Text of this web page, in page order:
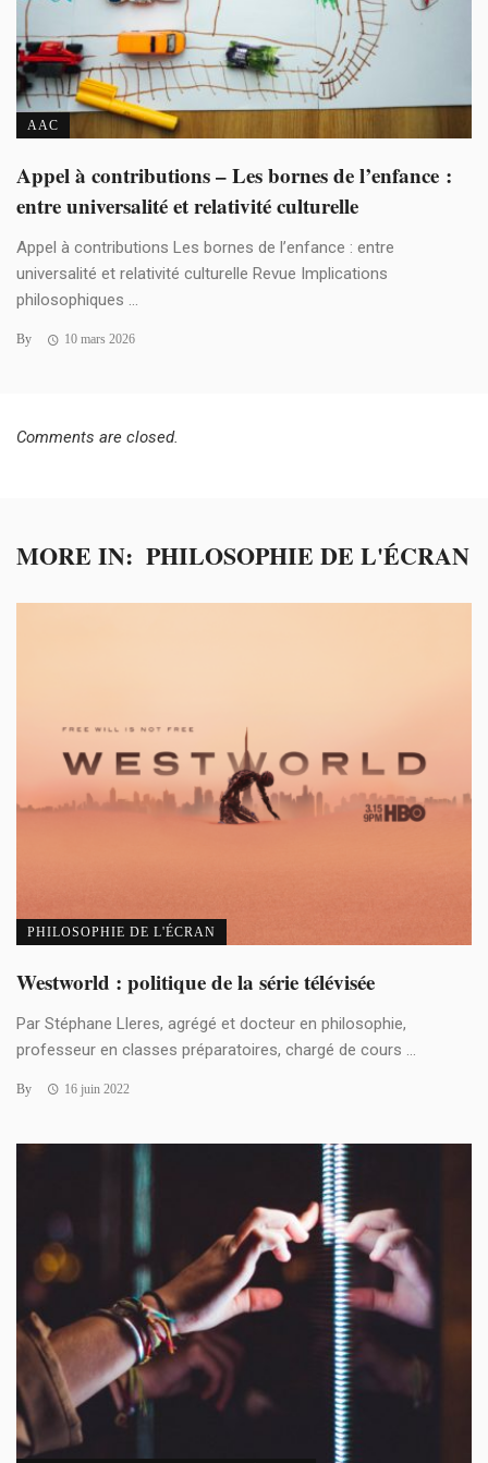
AAC
Appel à contributions – Les bornes de l’enfance :
entre universalité et relativité culturelle
Appel à contributions Les bornes de l’enfance : entre
universalité et relativité culturelle Revue Implications
philosophiques ...
By 10 mars 2026
Comments are closed.
MORE IN: PHILOSOPHIE DE L'ÉCRAN
PHILOSOPHIE DE L'ÉCRAN
Westworld : politique de la série télévisée
Par Stéphane Lleres, agrégé et docteur en philosophie,
professeur en classes préparatoires, chargé de cours ...
By 16 juin 2022